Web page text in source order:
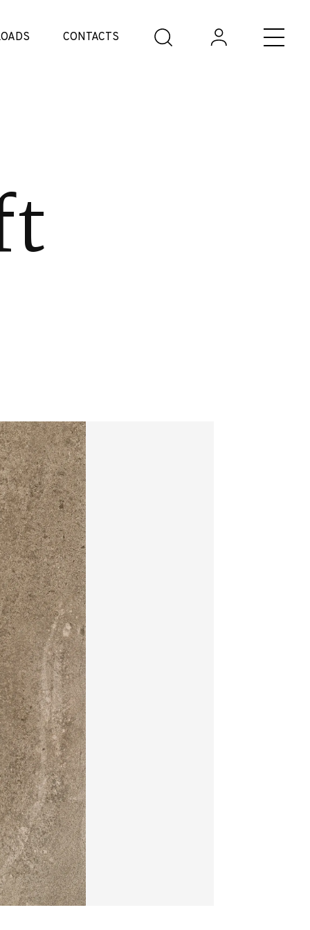
CONTACTS